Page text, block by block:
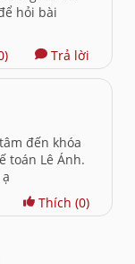
hỏi bài
Trả lời
đến khóa
toán Lê Ánh.
Thích (0)